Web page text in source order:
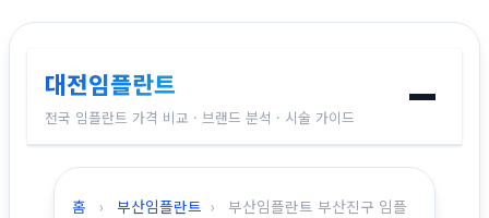
대전임플란트
전국 임플란트 가격 비교 · 브랜드 분석 · 시술 가이드
홈
홈 › 부산임플란트 ›
부산임플란트 부산진구 임플